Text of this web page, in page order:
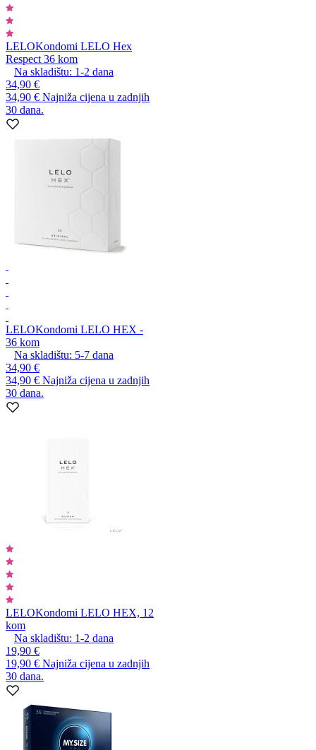
LELOKondomi LELO Hex
Respect 36 kom
Na skladištu: 1-2 dana
34,90 €
34,90 € Najniža cijena u zadnjih
30 dana.
LELOKondomi LELO HEX -
36 kom
Na skladištu: 5-7 dana
34,90 €
34,90 € Najniža cijena u zadnjih
30 dana.
LELOKondomi LELO HEX, 12
kom
Na skladištu: 1-2 dana
19,90 €
19,90 € Najniža cijena u zadnjih
30 dana.